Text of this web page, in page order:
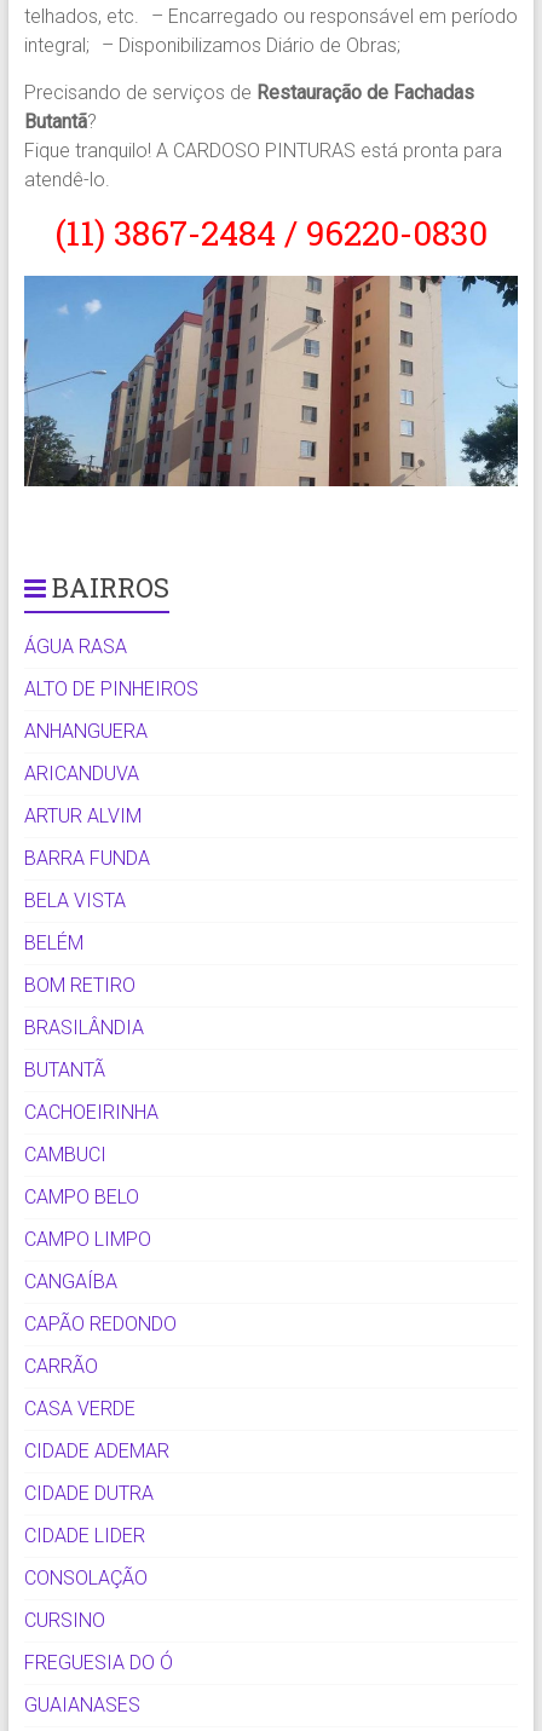
telhados, etc. – Encarregado ou responsável em período
integral; – Disponibilizamos Diário de Obras;
Precisando de serviços de Restauração de Fachadas
Butantã?
Fique tranquilo! A CARDOSO PINTURAS está pronta para
atendê-lo.
(11) 3867-2484 / 96220-0830
BAIRROS
ÁGUA RASA
ALTO DE PINHEIROS
ANHANGUERA
ARICANDUVA
ARTUR ALVIM
BARRA FUNDA
BELA VISTA
BELÉM
BOM RETIRO
BRASILÂNDIA
BUTANTÃ
CACHOEIRINHA
CAMBUCI
CAMPO BELO
CAMPO LIMPO
CANGAÍBA
CAPÃO REDONDO
CARRÃO
CASA VERDE
CIDADE ADEMAR
CIDADE DUTRA
CIDADE LIDER
CONSOLAÇÃO
CURSINO
FREGUESIA DO Ó
GUAIANASES